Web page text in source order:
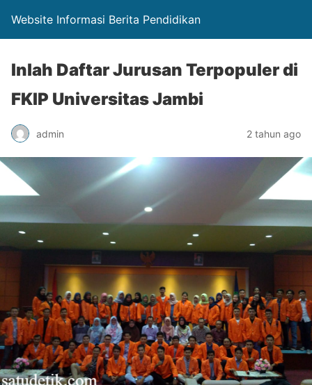
Website Informasi Berita Pendidikan
Inlah Daftar Jurusan Terpopuler di
FKIP Universitas Jambi
admin 2 tahun ago